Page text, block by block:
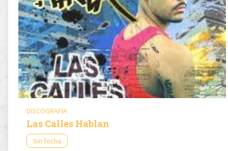
DISCOGRAFÍA
Las Calles Hablan
Sin fecha